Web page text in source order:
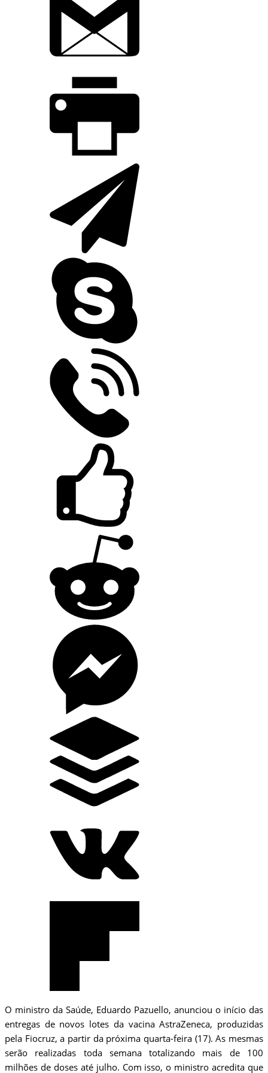
O ministro da Saúde, Eduardo Pazuello, anunciou o início das
entregas de novos lotes da vacina AstraZeneca, produzidas
pela Fiocruz, a partir da próxima quarta-feira (17). As mesmas
serão realizadas toda semana totalizando mais de 100
milhões de doses até julho. Com isso, o ministro acredita que